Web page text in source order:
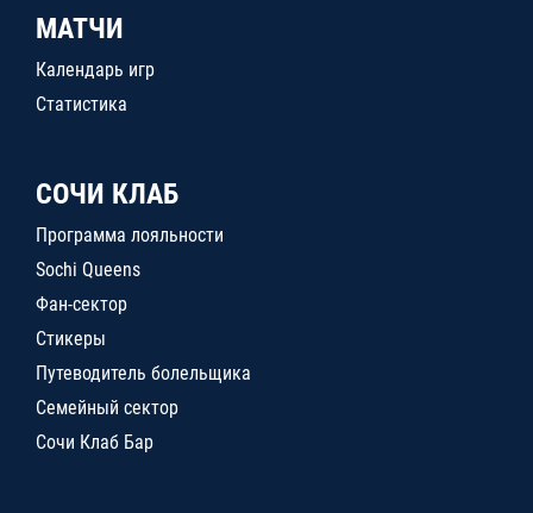
МАТЧИ
Календарь игр
Статистика
СОЧИ КЛАБ
Программа лояльности
Sochi Queens
Фан-сектор
Стикеры
Путеводитель болельщика
Семейный сектор
Сочи Клаб Бар